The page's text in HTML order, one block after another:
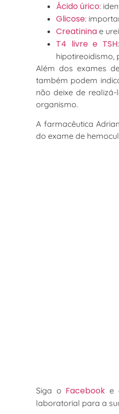
Ácido úrico:
Glicose:
Creatinina e
T4 livre e TSH
hipotireoidismo,
Além dos exames
também podem
não deixe de
organismo.
A farmacêutica
do exame de
Siga o Facebook e
laboratorial para a